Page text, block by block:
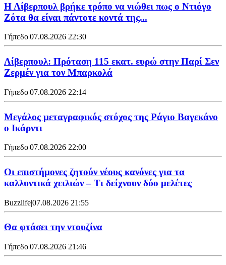
Η Λίβερπουλ βρήκε τρόπο να νιώθει πως ο Ντιόγο
Ζότα θα είναι πάντοτε κοντά της...
Γήπεδο|07.08.2026 22:30
Λίβερπουλ: Πρόταση 115 εκατ. ευρώ στην Παρί Σεν
Ζερμέν για τον Μπαρκολά
Γήπεδο|07.08.2026 22:14
Μεγάλος μεταγραφικός στόχος της Ράγιο Βαγεκάνο
ο Ικάρντι
Γήπεδο|07.08.2026 22:00
Οι επιστήμονες ζητούν νέους κανόνες για τα
καλλυντικά χειλιών – Τι δείχνουν δύο μελέτες
Buzzlife|07.08.2026 21:55
Θα φτάσει την ντουζίνα
Γήπεδο|07.08.2026 21:46